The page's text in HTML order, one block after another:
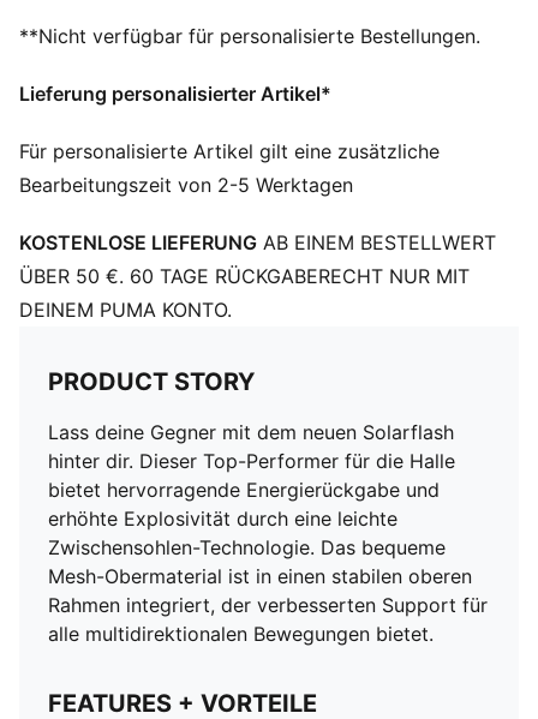
EVA-Einlegesohle mit Fußgewölbeunterstützung
Teenager zwischen 8 und 16 Jahren
Teenager zwischen 8 und 16 Jahren
**Nicht verfügbar für personalisierte Bestellungen.
Lieferung personalisierter Artikel*
Für personalisierte Artikel gilt eine zusätzliche
Bearbeitungszeit von 2-5 Werktagen
KOSTENLOSE LIEFERUNG AB EINEM BESTELLWERT
ÜBER 50 €. 60 TAGE RÜCKGABERECHT NUR MIT
DEINEM PUMA KONTO.
PRODUCT STORY
Lass deine Gegner mit dem neuen Solarflash
hinter dir. Dieser Top-Performer für die Halle
bietet hervorragende Energierückgabe und
erhöhte Explosivität durch eine leichte
Zwischensohlen-Technologie. Das bequeme
Mesh-Obermaterial ist in einen stabilen oberen
Rahmen integriert, der verbesserten Support für
alle multidirektionalen Bewegungen bietet.
FEATURES + VORTEILE